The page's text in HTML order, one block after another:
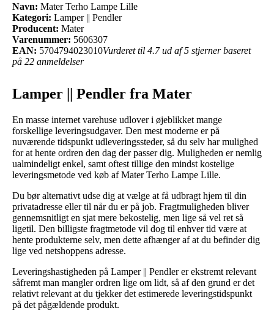
Navn: Mater Terho Lampe Lille
Kategori: Lamper || Pendler
Producent: Mater
Varenummer: 5606307
EAN: 5704794023010Vurderet til 4.7 ud af 5 stjerner baseret
på 22 anmeldelser
Lamper || Pendler fra Mater
En masse internet varehuse udlover i øjeblikket mange
forskellige leveringsudgaver. Den mest moderne er på
nuværende tidspunkt udleveringssteder, så du selv har mulighed
for at hente ordren den dag der passer dig. Muligheden er nemlig
ualmindeligt enkel, samt oftest tillige den mindst kostelige
leveringsmetode ved køb af Mater Terho Lampe Lille.
Du bør alternativt udse dig at vælge at få udbragt hjem til din
privatadresse eller til når du er på job. Fragtmuligheden bliver
gennemsnitligt en sjat mere bekostelig, men lige så vel ret så
ligetil. Den billigste fragtmetode vil dog til enhver tid være at
hente produkterne selv, men dette afhænger af at du befinder dig
lige ved netshoppens adresse.
Leveringshastigheden på Lamper || Pendler er ekstremt relevant
såfremt man mangler ordren lige om lidt, så af den grund er det
relativt relevant at du tjekker det estimerede leveringstidspunkt
på det pågældende produkt.